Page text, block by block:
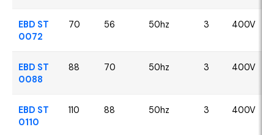
EBD ST
0072
70 56 50hz 3 400V
EBD ST
0088
88 70 50hz 3 400V
EBD ST
0110
110 88 50hz 3 400V